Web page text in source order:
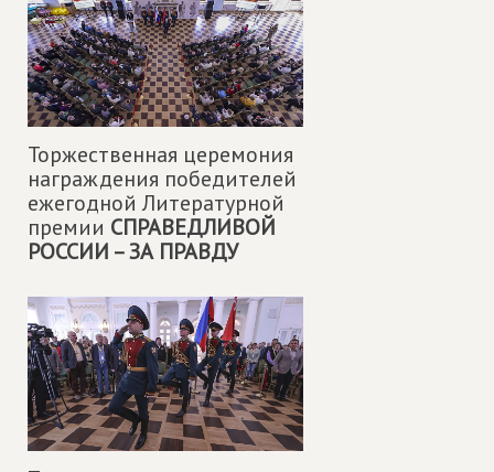
Торжественная церемония
награждения победителей
ежегодной Литературной
премии СПРАВЕДЛИВОЙ
РОССИИ – ЗА ПРАВДУ